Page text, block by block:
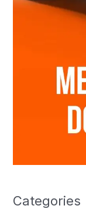
Categories